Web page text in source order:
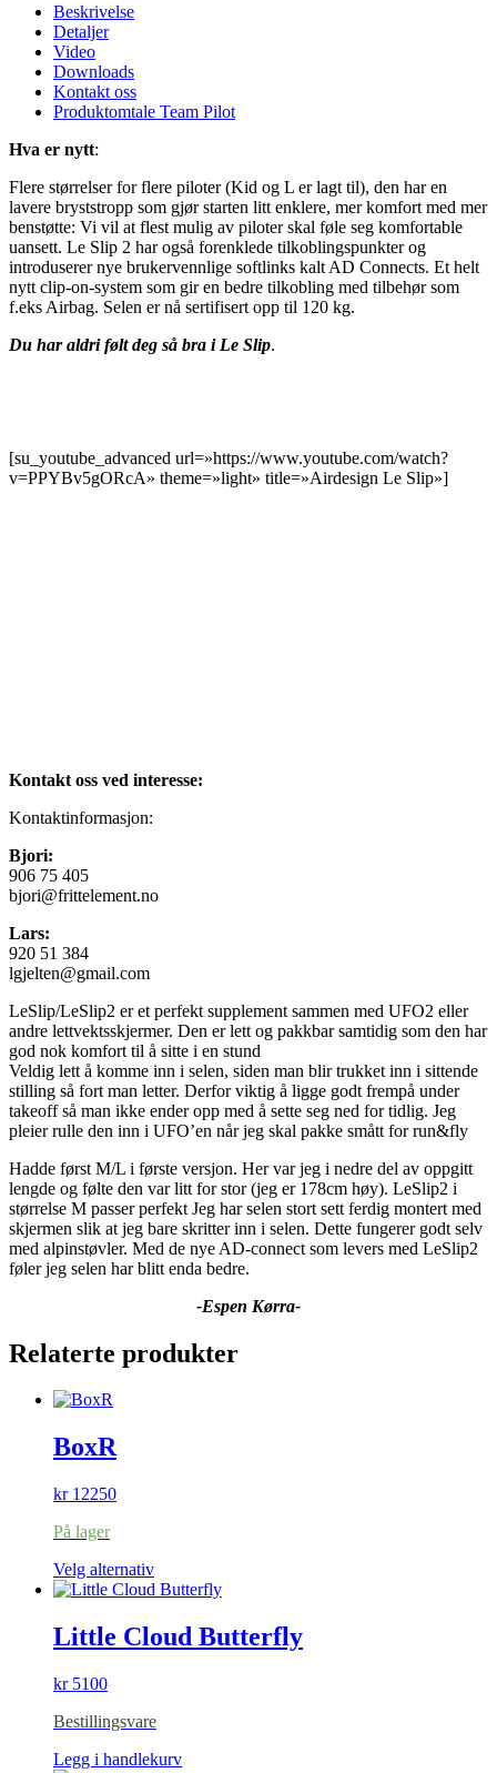
antall
Beskrivelse
Detaljer
Video
Downloads
Kontakt oss
Produktomtale Team Pilot
Hva er nytt:
Flere størrelser for flere piloter (Kid og L er lagt til), den har en
lavere bryststropp som gjør starten litt enklere, mer komfort med mer
benstøtte: Vi vil at flest mulig av piloter skal føle seg komfortable
uansett. Le Slip 2 har også forenklede tilkoblingspunkter og
introduserer nye brukervennlige softlinks kalt AD Connects. Et helt
nytt clip-on-system som gir en bedre tilkobling med tilbehør som
f.eks Airbag. Selen er nå sertifisert opp til 120 kg.
Du har aldri følt deg så bra i Le Slip.
[su_youtube_advanced url=»https://www.youtube.com/watch?
v=PPYBv5gORcA» theme=»light» title=»Airdesign Le Slip»]
Kontakt oss ved interesse:
Kontaktinformasjon:
Bjori:
906 75 405
bjori@frittelement.no
Lars:
920 51 384
lgjelten@gmail.com
LeSlip/LeSlip2 er et perfekt supplement sammen med UFO2 eller
andre lettvektsskjermer. Den er lett og pakkbar samtidig som den har
god nok komfort til å sitte i en stund
Veldig lett å komme inn i selen, siden man blir trukket inn i sittende
stilling så fort man letter. Derfor viktig å ligge godt frempå under
takeoff så man ikke ender opp med å sette seg ned for tidlig. Jeg
pleier rulle den inn i UFO’en når jeg skal pakke smått for run&fly
Hadde først M/L i første versjon. Her var jeg i nedre del av oppgitt
lengde og følte den var litt for stor (jeg er 178cm høy). LeSlip2 i
størrelse M passer perfekt Jeg har selen stort sett ferdig montert med
skjermen slik at jeg bare skritter inn i selen. Dette fungerer godt selv
med alpinstøvler. Med de nye AD-connect som levers med LeSlip2
føler jeg selen har blitt enda bedre.
-Espen Kørra-
Relaterte produkter
BoxR
kr12250
På lager
Velg alternativDette
produktet
varianter.
på
Little Cloud Butterfly
kr5100
Bestillingsvare
Legg i handlekurv